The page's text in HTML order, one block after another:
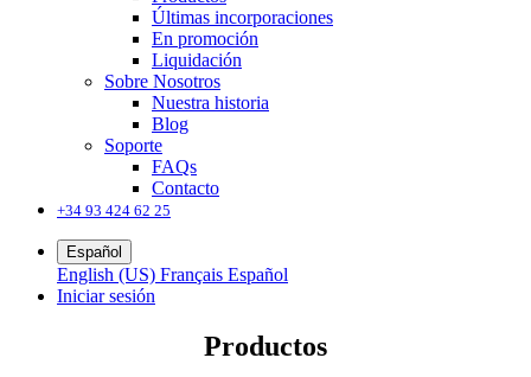
Últimas incorporaciones
En promoción
Liquidación
Sobre Nosotros
Nuestra historia
Blog
Soporte
FAQs
Contacto
+34 93 424 62 25
Español
English (US) Français Español
Iniciar sesión
Productos